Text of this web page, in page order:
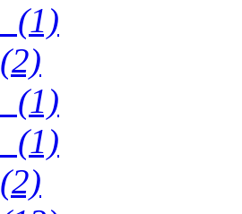
(1)
(2)
(1)
(1)
(2)